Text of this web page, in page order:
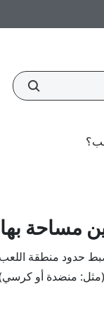
مساحة
حدود منطقة
منضدة أو